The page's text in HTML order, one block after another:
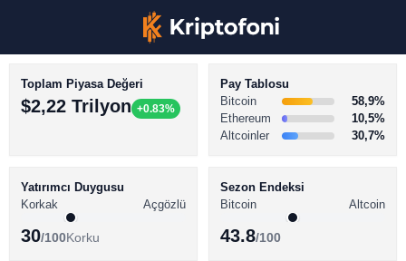
BİTCOİN HABERLERİ
ALTCOİN HABERLERİ
Toplam Piyasa Değeri
$2,22 Trilyon +0.83%
Pay Tablosu
Bitcoin
58,9%
Ethereum
10,5%
Altcoinler
30,7%
Yatırımcı Duygusu
Korkak
Açgözlü
30/100Korku
Sezon Endeksi
Bitcoin
Altcoin
43.8/100